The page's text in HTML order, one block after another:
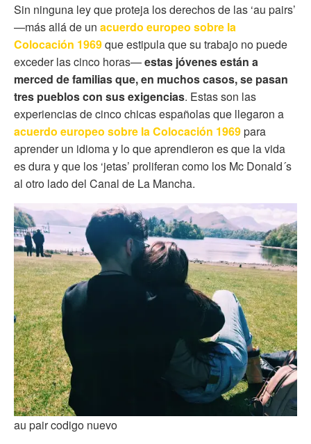
Sin ninguna ley que proteja los derechos de las ‘au pairs’
—más allá de un acuerdo europeo sobre la
Colocación 1969que estipula que su trabajo no puede
exceder las cinco horas—estas jóvenes están a
merced defamilias que, en muchos casos, se pasan
tres pueblos con sus exigencias. Estas son las
experiencias de cinco chicas españolas que llegaron a
acuerdo europeo sobre la Colocación 1969para
aprender un idioma y lo que aprendieron es que la vida
es dura y que los ‘jetas’ proliferan como los Mc Donald´s
al otro lado del Canal de La Mancha.
au pair codigo nuevo